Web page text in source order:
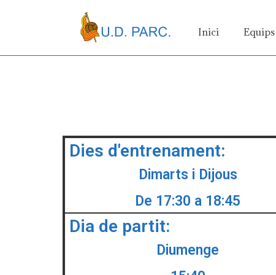
Inici Equips
Dies d'entrenament:
Dimarts i Dijous
De 17:30 a 18:45
Dia de partit:
Diumenge